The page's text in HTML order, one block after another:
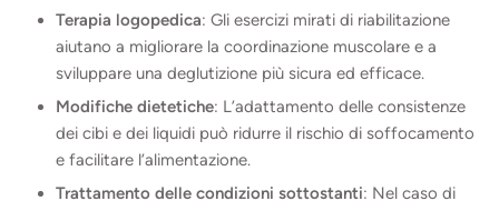
Terapia logopedica: Gli esercizi mirati di riabilitazione
aiutano a migliorare la coordinazione muscolare e a
sviluppare una deglutizione più sicura ed efficace.
Modifiche dietetiche: L’adattamento delle consistenze
dei cibi e dei liquidi può ridurre il rischio di soffocamento
e facilitare l’alimentazione.
Trattamento delle condizioni sottostanti: Nel caso di